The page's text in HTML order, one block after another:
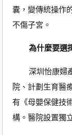
囊，變傳統操作
不傷子宮。
為什麼要選
深圳怡康婦產
院、計劃生育醫
有《母嬰保健技
構。醫院設置獨